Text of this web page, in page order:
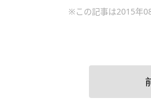
※この記事は2015年